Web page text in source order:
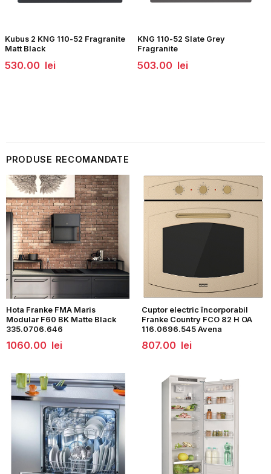
Kubus 2 KNG 110-52 Fragranite
Matt Black
530.00 lei
KNG 110-52 Slate Grey
Fragranite
503.00 lei
PRODUSE RECOMANDATE
Hota Franke FMA Maris
Modular F60 BK Matte Black
335.0706.646
1060.00 lei
Cuptor electric încorporabil
Franke Country FCO 82 H OA
116.0696.545 Avena
807.00 lei